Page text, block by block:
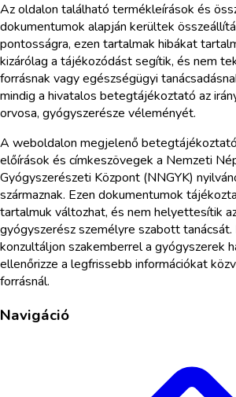
Az oldalon található termékleírások és
dokumentumok alapján kerültek
pontosságra, ezen tartalmak hibákat
kizárólag a tájékozódást segítik, és nem
forrásnak vagy egészségügyi
mindig a hivatalos betegtájékoztató az
orvosa, gyógyszerésze véleményét.
A weboldalon megjelenő
előírások és címkeszövegek a Nemzeti
Gyógyszerészeti Központ (NNGYK)
származnak. Ezen dokumentumok
tartalmuk változhat, és nem helyettesítik
gyógyszerész személyre szabott tanácsát.
konzultáljon szakemberrel a gyógyszerek
ellenőrizze a legfrissebb információkat
forrásnál.
Navigáció